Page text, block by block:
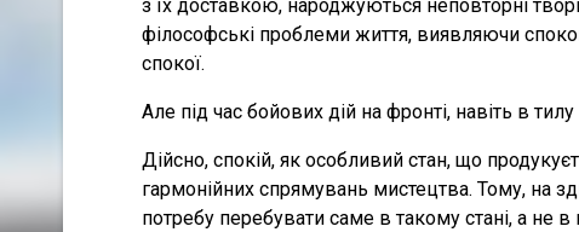
з їх доставкою, народжуються неповторні
філософські проблеми життя, виявляючи
спокої.
Але під час бойових дій на фронті, навіть в
Дійсно, спокій, як особливий стан, що
гармонійних спрямувань мистецтва. Тому, на
потребу перебувати саме в такому стані, а не